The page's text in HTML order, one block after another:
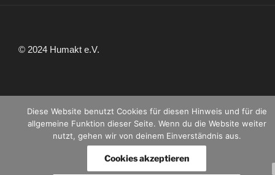
© 2024 Humakt e.V.
Diese Website benutzt Cookies für diesen Hinweis und für die
allgemeine Funktion dieser Seite. Wenn du die Website weiter
nutzt, gehen wir von deinem Einverständnis aus.
Cookies akzeptieren